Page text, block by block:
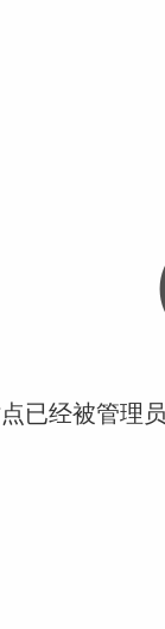
已经被管理